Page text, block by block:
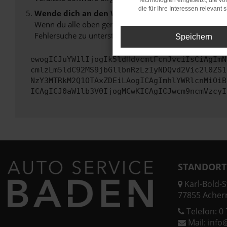
Wende dich an den Webseitenbetreiber.
Wenn du alle oben genannten Schritte versucht hast,
Fehlersuche zu unterstützen:
Karl-Bold-
77855
Telefon: 0
Mail:
die für Ihre Interessen relevant
Speichern